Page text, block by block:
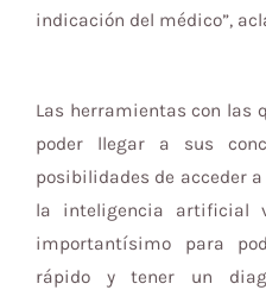
indicación del médico”,
Las herramientas con las
poder llegar a sus
posibilidades de acceder
la inteligencia artificial
importantísimo para
rápido y tener un